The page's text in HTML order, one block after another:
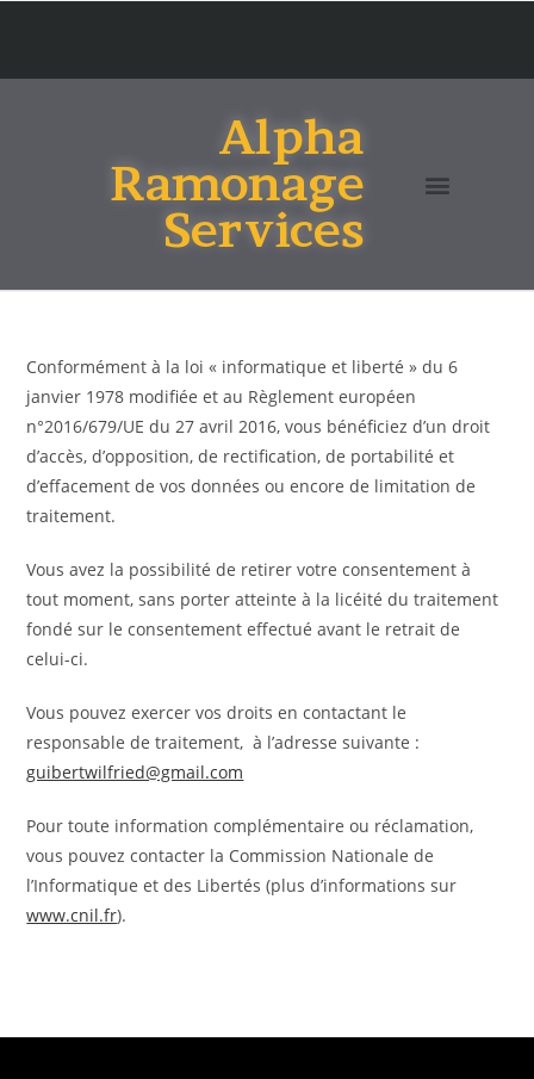
Alpha
Ramonage
Services
Conformément à la loi « informatique et liberté » du 6
janvier 1978 modifiée et au Règlement européen
n°2016/679/UE du 27 avril 2016, vous bénéficiez d’un droit
d’accès, d’opposition, de rectification, de portabilité et
d’effacement de vos données ou encore de limitation de
traitement.
Vous avez la possibilité de retirer votre consentement à
tout moment, sans porter atteinte à la licéité du traitement
fondé sur le consentement effectué avant le retrait de
celui-ci.
Vous pouvez exercer vos droits en contactant le
responsable de traitement, à l’adresse suivante :
guibertwilfried@gmail.com
Pour toute information complémentaire ou réclamation,
vous pouvez contacter la Commission Nationale de
l’Informatique et des Libertés (plus d’informations sur
www.cnil.fr).